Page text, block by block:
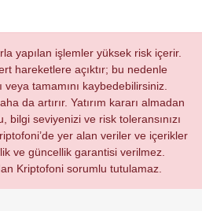
yapılan işlemler yüksek risk içerir.
hareketlere açıktır; bu nedenle
veya tamamını kaybedebilirsiniz.
da artırır. Yatırım kararı almadan
bilgi seviyenizi ve risk toleransınızı
yer alan veriler ve içerikler
ve güncellik garantisi verilmez.
Kriptofoni sorumlu tutulamaz.